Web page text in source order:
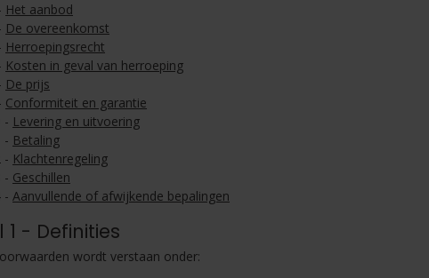
Het aanbod
De overeenkomst
Herroepingsrecht
Kosten in geval van herroeping
De prijs
Conformiteit en garantie
- Levering en uitvoering
- Betaling
- Klachtenregeling
- Geschillen
- Aanvullende of afwijkende bepalingen
1 - Definities
wordt verstaan onder: